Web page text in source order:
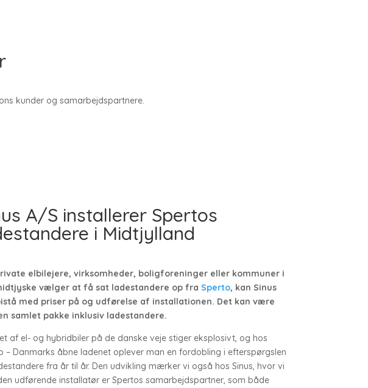
kunder og samarbejdspartnere.
A/S installerer Spertos
i Midtjylland
elbilejere, virksomheder, boligforeninger eller kommuner i
vælger at få sat ladestandere op fra Sperto, kan Sinus
med priser på og udførelse af installationen. Det kan være
samlet pakke inklusiv ladestandere.
af el- og hybridbiler på de danske veje stiger eksplosivt, og hos
– Danmarks åbne ladenet oplever man en fordobling i efterspørgslen
fra år til år. Den udvikling mærker vi også hos Sinus, hvor vi
udførende installatør er Spertos samarbejdspartner, som både